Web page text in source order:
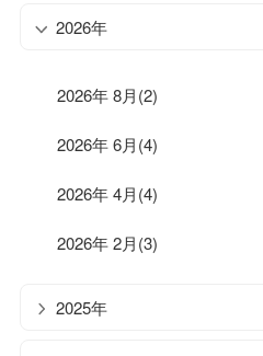
2026年
2026年 8月(2)
2026年 6月(4)
2026年 4月(4)
2026年 2月(3)
2025年